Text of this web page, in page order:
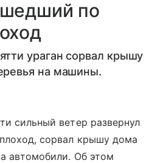
по
ураган сорвал крышу
на машины.
сильный ветер развернул
сорвал крышу дома
автомобили. Об этом